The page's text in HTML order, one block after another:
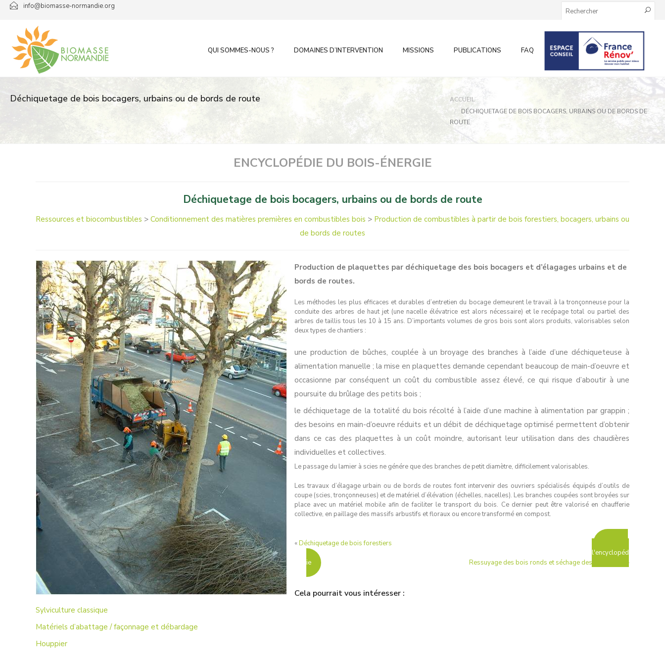
Passer
contenu
info@biomasse-normandie.org
QUI SOMMES-NOUS ? DOMAINES D’INTERVENTION MISSIONS PUBLICATIONS FAQ INFOS AUX PARTICULIERS
Déchiquetage de bois bocagers, urbains ou de bords de route
ACCUEIL
DÉCHIQUETAGE DE BOIS BOCAGERS, URBAINS OU DE BORDS DE
ROUTE
ENCYCLOPÉDIE DU BOIS-ÉNERGIE
Déchiquetage de bois bocagers, urbains ou de bords de route
Ressources et biocombustibles > Conditionnement des matières premières en combustibles bois > Production de combustibles à partir de bois forestiers, bocagers, urbains ou
de bords de routes
Production de plaquettes par déchiquetage des bois bocagers et d’élagages urbains et de
bords de routes.
Les méthodes les plus efficaces et durables d’entretien du bocage demeurent le travail à la tronçonneuse pour la
conduite des arbres de haut jet (une nacelle élévatrice est alors nécessaire) et le recépage total ou partiel des
arbres de taillis tous les 10 à 15 ans. D’importants volumes de gros bois sont alors produits, valorisables selon
deux types de chantiers :
une production de bûches, couplée à un broyage des branches à l’aide d’une déchiqueteuse à
alimentation manuelle ; la mise en plaquettes demande cependant beaucoup de main-d’oeuvre et
occasionne par conséquent un coût du combustible assez élevé, ce qui risque d’aboutir à une
poursuite du brûlage des petits bois ;
le déchiquetage de la totalité du bois récolté à l’aide d’une machine à alimentation par grappin ;
des besoins en main-d’oeuvre réduits et un débit de déchiquetage optimisé permettent d’obtenir
dans ce cas des plaquettes à un coût moindre, autorisant leur utilisation dans des chaudières
individuelles et collectives.
Le passage du lamier à scies ne génére que des branches de petit diamètre, difficilement valorisables.
Les travaux d’élagage urbain ou de bords de routes font intervenir des ouvriers spécialisés équipés d’outils de
coupe (scies, tronçonneuses) et de matériel d’élévation (échelles, nacelles). Les branches coupées sont broyées sur
place avec un matériel mobile afin de faciliter le transport du bois. Ce dernier peut être valorisé en chaufferie
collective, en paillage des massifs arbustifs et floraux ou encore transformé en compost.
«Déchiquetage de bois forestiers
Ressuyage des bois ronds et séchage des plaquettes »
l'encyclopéd
ie
Cela pourrait vous intéresser :
Sylviculture classique
Matériels d’abattage / façonnage et débardage
Houppier